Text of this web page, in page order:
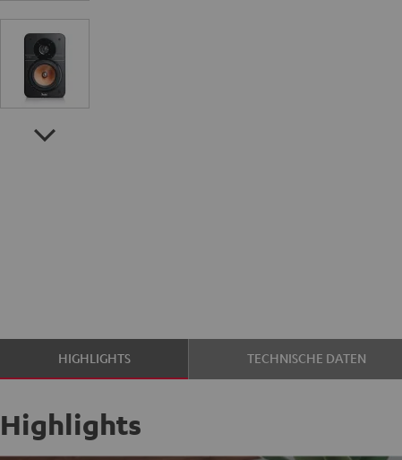
HIGHLIGHTS TECHNISCHE DATEN
Highlights